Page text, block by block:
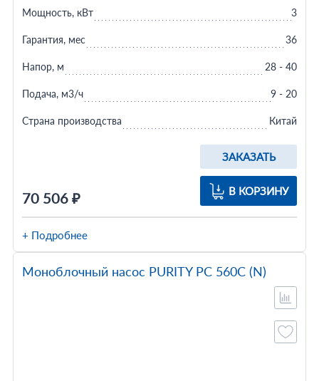
70 506 ₽
ЗАКАЗАТЬ
В КОРЗИНУ
Мощность, кВт 3
Гарантия, мес 36
Напор, м 28 - 40
Подача, м3/ч 9 - 20
Страна производства Китай
+ Подробнее
Моноблочный насос PURITY PC 560C (N)